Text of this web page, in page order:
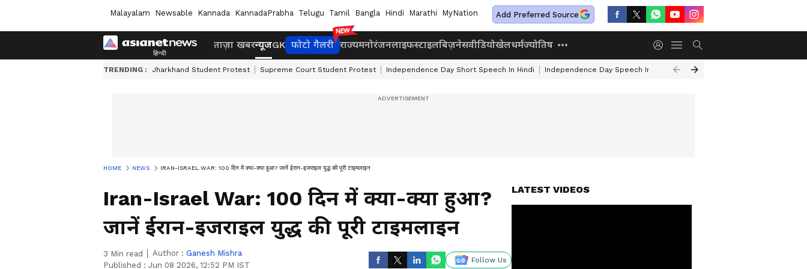
Malayalam Newsable Kannada KannadaPrabha Telugu Tamil Bangla Hindi Marathi MyNation Add Preferred Source
ताज़ा खबरन्यूजGK फोटो गैलरी राज्यमनोरंजनलाइफस्टाइलबिज़नेसवीडियोखेलधर्मज्योतिष
TRENDING : Jharkhand Student Protest Supreme Court Student Protest Independence Day Short Speech In Hindi Independence Day Speech In Hindi Air India Turbulence
HOME NEWS IRAN-ISRAEL WAR: 100 दिन में क्या-क्या हुआ? जानें ईरान-इजराइल युद्ध की पूरी टाइमलाइन
Iran-Israel War: 100 दिन में क्या-क्या हुआ?
जानें ईरान-इजराइल युद्ध की पूरी टाइमलाइन
3 Min read Author : Ganesh Mishra
Published : Jun 08 2026, 12:52 PM IST
Follow Us
LATEST VIDEOS